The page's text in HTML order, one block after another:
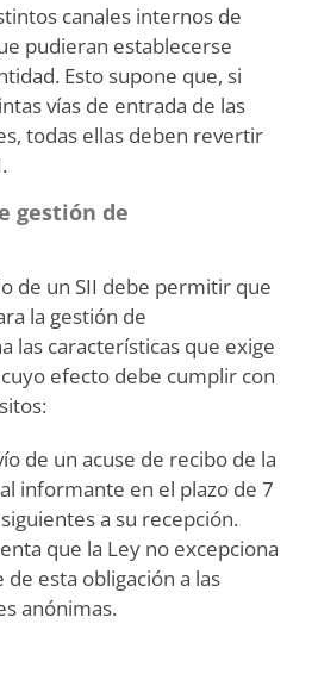
canales internos de
pudieran establecerse
Esto supone que, si
vías de entrada de las
todas ellas deben revertir
gestión de
de un SII debe permitir que
la gestión de
las características que exige
efecto debe cumplir con
de un acuse de recibo de la
informante en el plazo de 7
a su recepción.
que la Ley no excepciona
esta obligación a las
anónimas.